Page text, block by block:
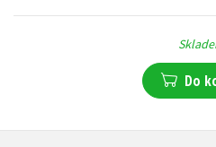
Do